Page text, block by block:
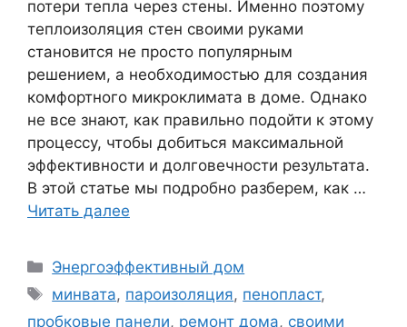
потери тепла через стены. Именно поэтому
теплоизоляция стен своими руками
становится не просто популярным
решением, а необходимостью для создания
комфортного микроклимата в доме. Однако
не все знают, как правильно подойти к этому
процессу, чтобы добиться максимальной
эффективности и долговечности результата.
В этой статье мы подробно разберем, как …
Читать далее
Рубрики
Энергоэффективный дом
Метки
минвата, пароизоляция, пенопласт,
пробковые панели, ремонт дома, своими